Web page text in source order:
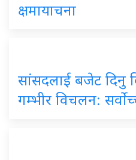
क्षमायाचना
सांसदलाई बजेट दिनु
गम्भीर विचलन: